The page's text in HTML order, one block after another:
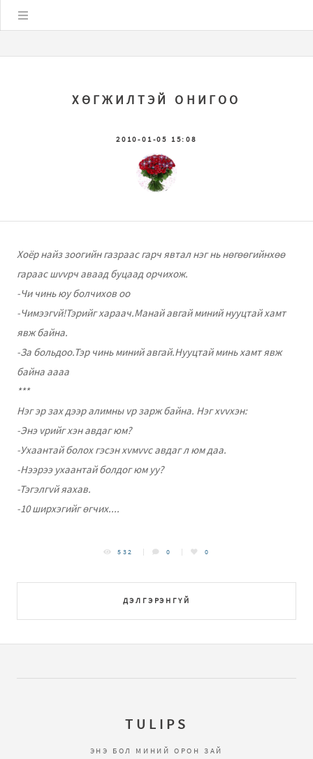
ХӨГЖИЛТЭЙ ОНИГОО
2010-01-05 15:08
Хоёр найз зоогийн газраас гарч явтал нэг нь нөгөөгийнхөө
гараас шvvрч аваад буцаад орчихож.
-Чи чинь юу болчихов оо
-Чимээгvй!Тэрийг хараач.Манай авгай миний нууцтай хамт
явж байна.
-За больдоо.Тэр чинь миний авгай.Нууцтай минь хамт явж
байна аааа
***
Нэг эр зах дээр алимны vр зарж байна. Нэг хvvхэн:
-Энэ vрийг хэн авдаг юм?
-Ухаантай болох гэсэн хvмvvс авдаг л юм даа.
-Нээрээ ухаантай болдог юм уу?
-Тэгэлгvй яахав.
-10 ширхэгийг өгчих....
ДЭЛГЭРЭНГҮЙ
532 0 0
TULIPS
ЭНЭ БОЛ МИНИЙ ОРОН ЗАЙ